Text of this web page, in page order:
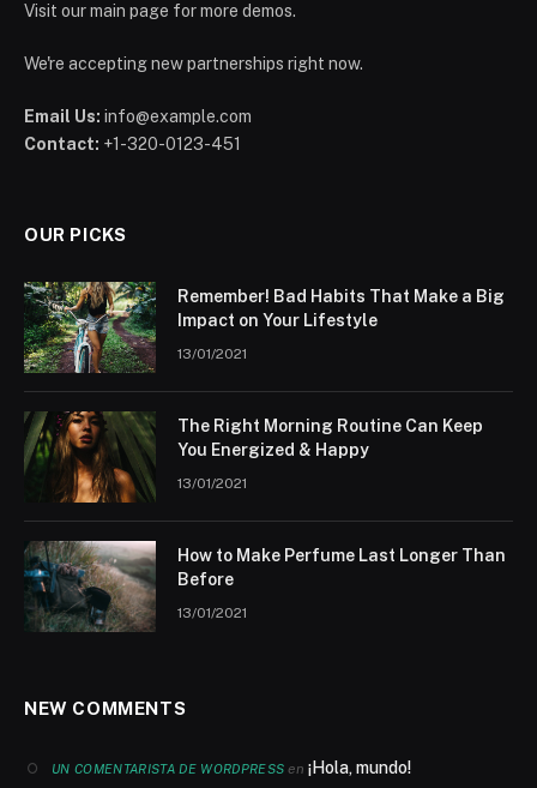
Visit our main page for more demos.
We're accepting new partnerships right now.
Email Us: info@example.com
Contact: +1-320-0123-451
OUR PICKS
Remember! Bad Habits That Make a Big
Impact on Your Lifestyle
13/01/2021
The Right Morning Routine Can Keep
You Energized & Happy
13/01/2021
How to Make Perfume Last Longer Than
Before
13/01/2021
NEW COMMENTS
UN COMENTARISTA DE WORDPRESS en¡Hola, mundo!